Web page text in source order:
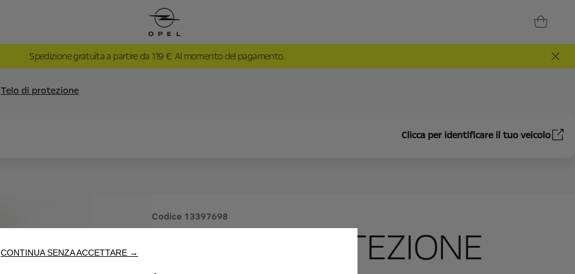
Spedizione gratuita a partire da 119 €. Al momento del pagamento.
Telo di protezione
Clicca per identificare il tuo veicolo
Codice 13397698
TELO DI PROTEZIONE
CONTINUA SENZA ACCETTARE →